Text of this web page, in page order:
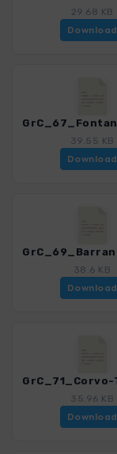
29.68 KB
Download
39.55 KB
Download
38.6 KB
Download
35.96 KB
Download